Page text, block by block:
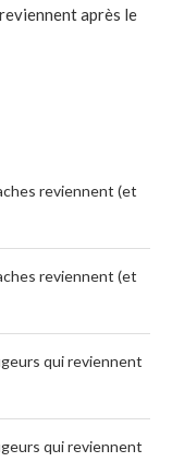
après le
reviennent (et
reviennent (et
qui reviennent
qui reviennent